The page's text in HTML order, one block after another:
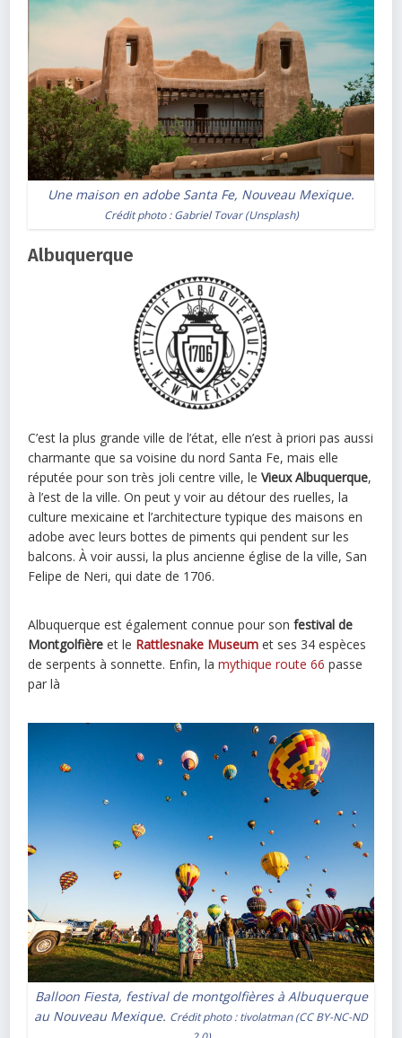
Une maison en adobe Santa Fe, Nouveau Mexique.
Crédit photo :Gabriel Tovar(Unsplash)
Albuquerque
C’est la plus grande ville de l’état, elle n’est à priori pas aussi
charmante que sa voisine du nord Santa Fe, mais elle
réputée pour son très joli centre ville, leVieux Albuquerque,
à l’est de la ville. On peut y voir au détour des ruelles, la
culture mexicaine et l’architecture typique des maisons en
adobe avec leurs bottes de piments qui pendent sur les
balcons. À voir aussi, la plus ancienne église de la ville, San
Felipe de Neri, qui date de 1706.
Albuquerque est également connue pour sonfestival de
Montgolfière et le Rattlesnake Museum et ses 34 espèces
de serpents à sonnette. Enfin, lamythique route 66 passe
par là
Balloon Fiesta, festival de montgolfières à Albuquerque
au Nouveau Mexique. Crédit photo :tivolatman(CC BY-NC-ND